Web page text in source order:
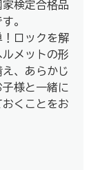
検定合格品
。
ロックを解
メットの形
、あらかじ
様と一緒に
くことをお